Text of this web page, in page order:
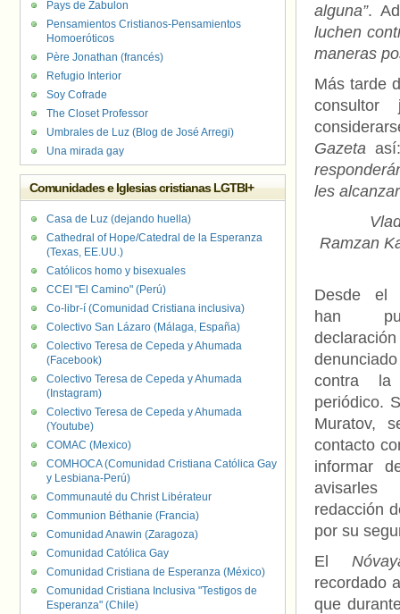
alguna”.
luchen
maneras
Más tarde
consultor
Gazeta
les
Ramzan
Desde
han
contra la
periódico.
Muratov,
contacto
informar
redacción
por su
El
recordado
que
Pays de Zabulon
Pensamientos Cristianos-Pensamientos
Homoeróticos
Père Jonathan (francés)
Refugio Interior
Soy Cofrade
The Closet Professor
Umbrales de Luz (Blog de José Arregi)
Una mirada gay
Comunidades e Iglesias cristianas LGTBI+
Casa de Luz (dejando huella)
Cathedral of Hope/Catedral de la Esperanza
(Texas, EE.UU.)
Católicos homo y bisexuales
CCEI "El Camino" (Perú)
Co-libr-í (Comunidad Cristiana inclusiva)
Colectivo San Lázaro (Málaga, España)
Colectivo Teresa de Cepeda y Ahumada
(Facebook)
Colectivo Teresa de Cepeda y Ahumada
(Instagram)
Colectivo Teresa de Cepeda y Ahumada
(Youtube)
COMAC (Mexico)
COMHOCA (Comunidad Cristiana Católica Gay
y Lesbiana-Perú)
Communauté du Christ Libérateur
Communion Béthanie (Francia)
Comunidad Anawin (Zaragoza)
Comunidad Católica Gay
Comunidad Cristiana de Esperanza (México)
Comunidad Cristiana Inclusiva "Testigos de
Esperanza" (Chile)